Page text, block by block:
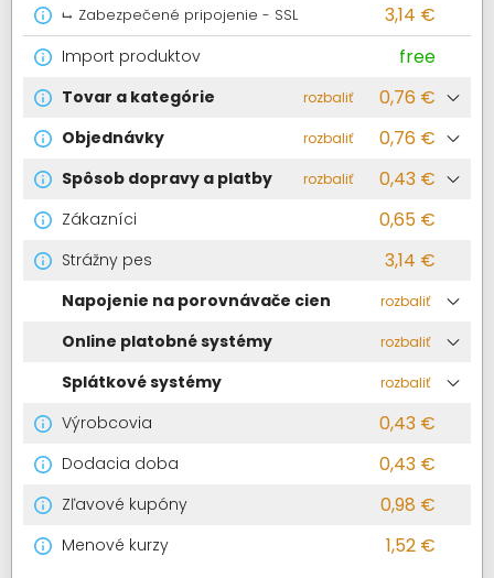
Zabezpečené pripojenie - SSL 3,14 €
Import produktov free
Tovar a kategórie rozbaliť 0,76 €
Objednávky rozbaliť 0,76 €
Spôsob dopravy a platby rozbaliť 0,43 €
Zákazníci 0,65 €
Strážny pes 3,14 €
Napojenie na porovnávače cien rozbaliť
Online platobné systémy rozbaliť
Splátkové systémy rozbaliť
Výrobcovia 0,43 €
Dodacia doba 0,43 €
Zľavové kupóny 0,98 €
Menové kurzy 1,52 €